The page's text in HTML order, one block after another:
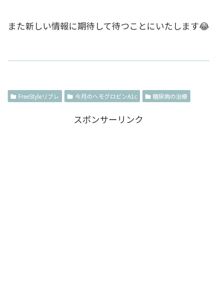
また新しい情報に期待して待つことにいたします😂
FreeStyleリブレ 今月のヘモグロビンA1c 糖尿病の治療
スポンサーリンク